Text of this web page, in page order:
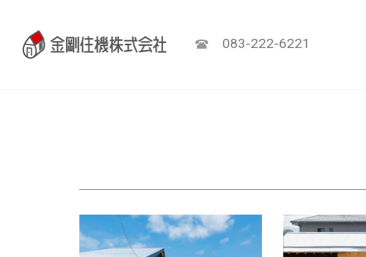
083-222-6221